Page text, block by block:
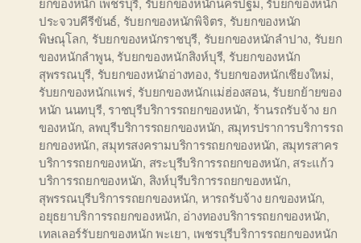
ประจวบคีรีขันธ์, รับยกของหนักพิจิตร, รับยกของหนัก
พิษณุโลก, รับยกของหนักราชบุรี, รับยกของหนักลำปาง, รับยก
ของหนักลำพูน, รับยกของหนักสิงห์บุรี, รับยกของหนัก
สุพรรณบุรี, รับยกของหนักอ่างทอง, รับยกของหนักเชียงใหม่,
รับยกของหนักแพร่, รับยกของหนักแม่ฮ่องสอน, รับยกย้ายของ
หนัก นนทบุรี, ราชบุรีบริการรถยกของหนัก, ร้านรถรับจ้าง ยก
ของหนัก, ลพบุรีบริการรถยกของหนัก, สมุทรปราการบริการรถ
ยกของหนัก, สมุทรสงครามบริการรถยกของหนัก, สมุทรสาคร
บริการรถยกของหนัก, สระบุรีบริการรถยกของหนัก, สระแก้ว
บริการรถยกของหนัก, สิงห์บุรีบริการรถยกของหนัก,
สุพรรณบุรีบริการรถยกของหนัก, หารถรับจ้าง ยกของหนัก,
อยุธยาบริการรถยกของหนัก, อ่างทองบริการรถยกของหนัก,
เทลเลอร์รับยกของหนัก พะเยา, เพชรบุรีบริการรถยกของหนัก